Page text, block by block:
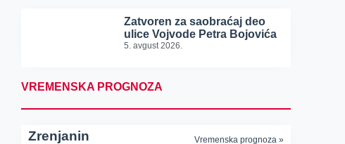
Zatvoren za saobraćaj deo
ulice Vojvode Petra Bojovića
5. avgust 2026.
VREMENSKA PROGNOZA